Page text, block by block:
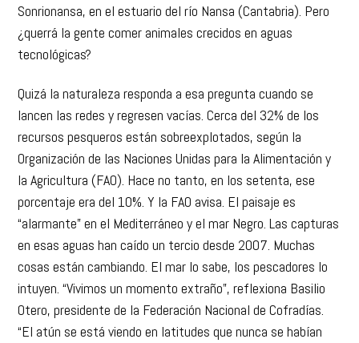
Sonrionansa, en el estuario del río Nansa (Cantabria). Pero
¿querrá la gente comer animales crecidos en aguas
tecnológicas?
Quizá la naturaleza responda a esa pregunta cuando se
lancen las redes y regresen vacías. Cerca del 32% de los
recursos pesqueros están sobreexplotados, según la
Organización de las Naciones Unidas para la Alimentación y
la Agricultura (FAO). Hace no tanto, en los setenta, ese
porcentaje era del 10%. Y la FAO avisa. El paisaje es
“alarmante” en el Mediterráneo y el mar Negro. Las capturas
en esas aguas han caído un tercio desde 2007. Muchas
cosas están cambiando. El mar lo sabe, los pescadores lo
intuyen. “Vivimos un momento extraño”, reflexiona Basilio
Otero, presidente de la Federación Nacional de Cofradías.
“El atún se está viendo en latitudes que nunca se habían